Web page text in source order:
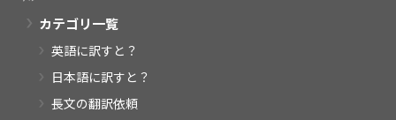
カテゴリ一覧
英語に訳すと？
日本語に訳すと？
長文の翻訳依頼